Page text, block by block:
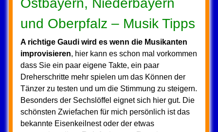
und Oberpfalz – Musik Tipps
A richtige Gaudi wird es wenn die Musikanten
improvisieren, hier kann es schon mal vorkommen
dass Sie ein paar eigene Takte, ein paar
Dreherschritte mehr spielen um das Können der
Tänzer zu testen und um die Stimmung zu steigern.
Besonders der Sechslöffel eignet sich hier gut. Die
schönsten Zwiefachen für mich persönlich ist das
bekannte Eisenkeilnest oder der etwas